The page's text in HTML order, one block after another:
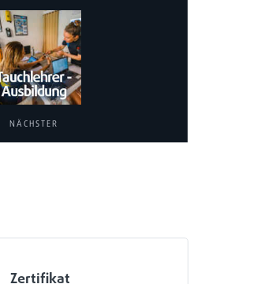
NÄCHSTER
Zertifikat